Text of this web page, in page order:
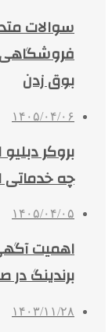
سوالات
بوق زدن
۱۴۰۵/۰۴/۰۶
چه خدماتی
۱۴۰۵/۰۴/۰۵
اهمیت
برندینگ
۱۴۰۳/۱۱/۲۸